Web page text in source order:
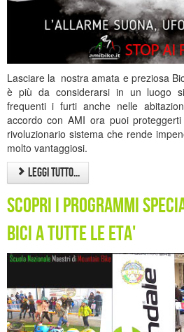
Lasciare la nostra amata e preziosa
è più da considerarsi in un luogo
frequenti i furti anche nelle
accordo con AMI ora puoi
rivoluzionario sistema che rende
molto vantaggiosi.
Leggi tutto...
Scopri i Programmi
bici a tutte le eta'